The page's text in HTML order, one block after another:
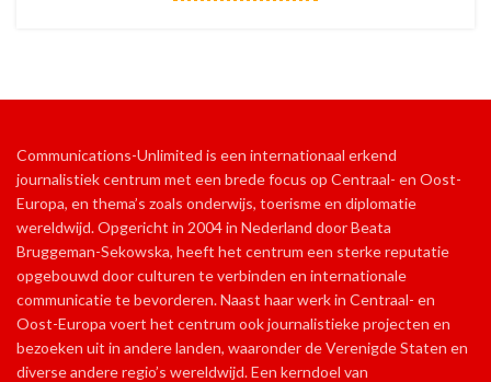
Communications-Unlimited is een internationaal erkend
journalistiek centrum met een brede focus op Centraal- en Oost-
Europa, en thema’s zoals onderwijs, toerisme en diplomatie
wereldwijd. Opgericht in 2004 in Nederland door Beata
Bruggeman-Sekowska, heeft het centrum een sterke reputatie
opgebouwd door culturen te verbinden en internationale
communicatie te bevorderen. Naast haar werk in Centraal- en
Oost-Europa voert het centrum ook journalistieke projecten en
bezoeken uit in andere landen, waaronder de Verenigde Staten en
diverse andere regio’s wereldwijd. Een kerndoel van